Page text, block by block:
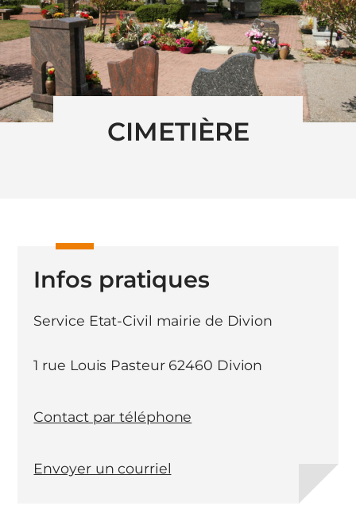
CIMETIÈRE
Infos pratiques
Service Etat-Civil mairie de Divion
1 rue Louis Pasteur 62460 Divion
Contact par téléphone
Envoyer un courriel